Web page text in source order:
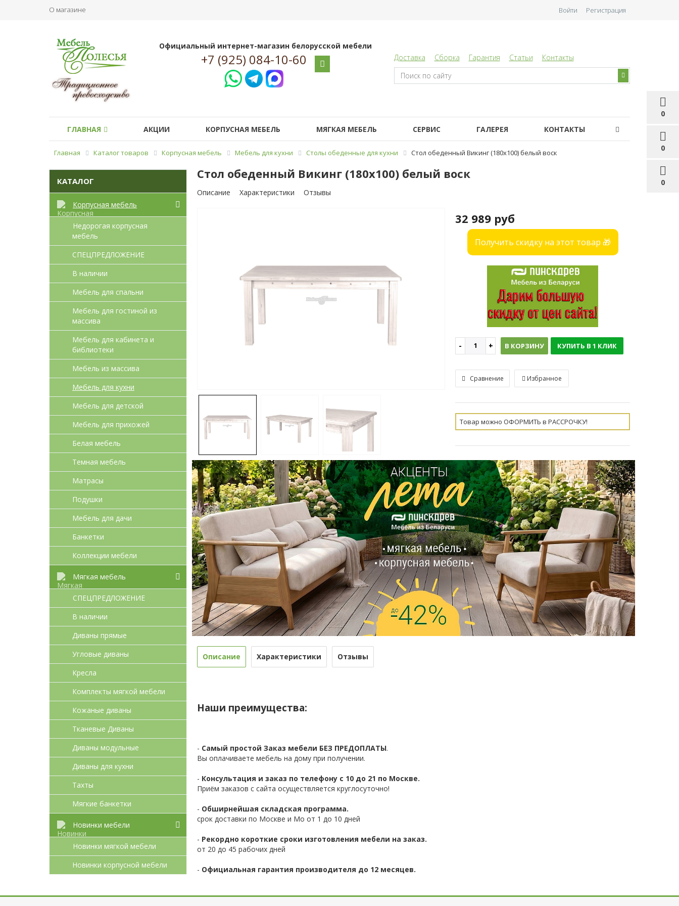
О магазине
0
0
0
Войти Регистрация
Официальный интернет-магазин белорусской мебели
+7 (925) 084-10-60 Доставка Сборка Гарантия Статьи Контакты
ГЛАВНАЯ АКЦИИ КОРПУСНАЯ МЕБЕЛЬ МЯГКАЯ МЕБЕЛЬ СЕРВИС ГАЛЕРЕЯ КОНТАКТЫ
Главная Каталог товаров Корпусная мебель Мебель для кухни Столы обеденные для кухни Стол обеденный Викинг (180х100) белый воск
КАТАЛОГ
Корпусная мебель
Недорогая корпусная
мебель
СПЕЦПРЕДЛОЖЕНИЕ
В наличии
Мебель для спальни
Мебель для гостиной из
массива
Мебель для кабинета и
библиотеки
Мебель из массива
Мебель для кухни
Мебель для детcкой
Мебель для прихожей
Белая мебель
Темная мебель
Матрасы
Подушки
Мебель для дачи
Банкетки
Коллекции мебели
Мягкая мебель
СПЕЦПРЕДЛОЖЕНИЕ
В наличии
Диваны прямые
Угловые диваны
Кресла
Комплекты мягкой мебели
Кожаные диваны
Тканевые Диваны
Диваны модульные
Диваны для кухни
Тахты
Мягкие банкетки
Новинки мебели
Новинки мягкой мебели
Новинки корпусной мебели
Стол обеденный Викинг (180х100) белый воск
Описание Характеристики Отзывы
32 989 руб
Получить скидку на этот товар 🎁
В КОРЗИНУ КУПИТЬ В 1 КЛИК
Сравнение Избранное
Товар можно ОФОРМИТЬ в РАССРОЧКУ!
Описание Характеристики Отзывы
Наши преимущества:
- Самый простой Заказ мебели БЕЗ ПРЕДОПЛАТЫ.
Вы оплачиваете мебель на дому при получении.
- Консультация и заказ по телефону с 10 до 21 по Москве.
Приём заказов с сайта осуществляется круглосуточно!
- Обширнейшая складская программа.
срок доставки по Москве и Мо от 1 до 10 дней
- Рекордно короткие сроки изготовления мебели на заказ.
от 20 до 45 рабочих дней
- Официальная гарантия производителя до 12 месяцев.